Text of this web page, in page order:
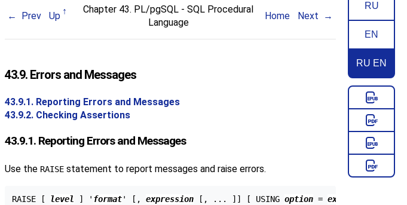
RU
EN
RU EN
значение [, ... ]
];
Prev Up
Chapter 43. PL/pgSQL - SQL Procedural
Language
Home Next
43.9. Errors and Messages
43.9.1. Reporting Errors and Messages
43.9.2. Checking Assertions
43.9.1. Reporting Errors and Messages
Use the RAISEstatement to report messages and raise errors.
RAISE [ level ] ' format' [ , expression [ , ... ] ] [ USING option = expression